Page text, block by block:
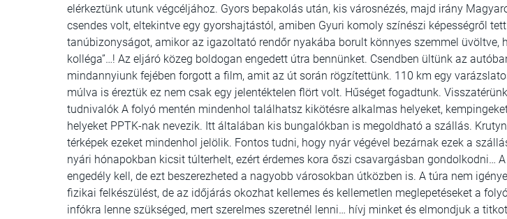
elérkeztünk utunk végcéljához. Gyors bepakolás után, kis városnézés, majd irány
csendes volt, eltekintve egy gyorshajtástól, amiben Gyuri komoly színészi képességről tett
tanúbizonyságot, amikor az igazoltató rendőr nyakába borult könnyes szemmel üvöltve,
kolléga”…! Az eljáró közeg boldogan engedett útra bennünket. Csendben ültünk az
mindannyiunk fejében forgott a film, amit az út során rögzítettünk. 110 km egy
múlva is éreztük ez nem csak egy jelentéktelen flört volt. Hűséget fogadtunk.
tudnivalók A folyó mentén mindenhol találhatsz kikötésre alkalmas helyeket,
helyeket PPTK-nak nevezik. Itt általában kis bungalókban is megoldható a szállás.
térképek ezeket mindenhol jelölik. Fontos tudni, hogy nyár végével bezárnak ezek a
nyári hónapokban kicsit túlterhelt, ezért érdemes kora őszi csavargásban gondolkodni…
engedély kell, de ezt beszerezheted a nagyobb városokban útközben is. A túra nem
fizikai felkészülést, de az időjárás okozhat kellemes és kellemetlen meglepetéseket a
infókra lenne szükséged, mert szerelmes szeretnél lenni… hívj minket és elmondjuk a